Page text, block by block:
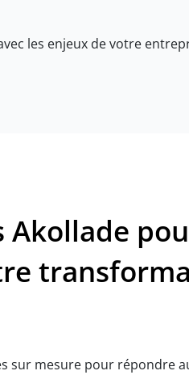
les enjeux de votre
Akollade
sur mesure pour répondre